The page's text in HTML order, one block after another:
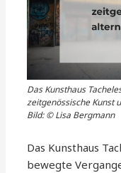
Das Kunsthaus
zeitgenössische Kunst
Bild: © Lisa Bergmann
Das Kunsthaus
bewegte